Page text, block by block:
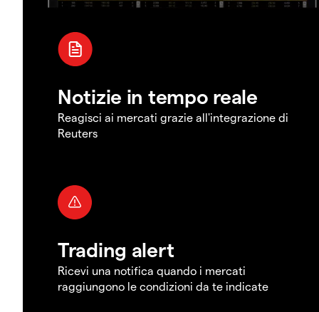
Notizie in tempo reale
Reagisci ai mercati grazie all'integrazione di
Reuters
Trading alert
Ricevi una notifica quando i mercati
raggiungono le condizioni da te indicate